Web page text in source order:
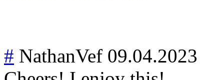
# NathanVef 09.04.2023